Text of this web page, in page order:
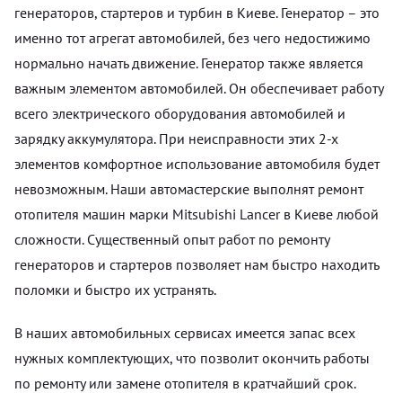
генераторов, стартеров и турбин в Киеве. Генератор – это
именно тот агрегат автомобилей, без чего недостижимо
нормально начать движение. Генератор также является
важным элементом автомобилей. Он обеспечивает работу
всего электрического оборудования автомобилей и
зарядку аккумулятора. При неисправности этих 2-х
элементов комфортное использование автомобиля будет
невозможным. Наши автомастерские выполнят ремонт
отопителя машин марки Mitsubishi Lancer в Киеве любой
сложности. Существенный опыт работ по ремонту
генераторов и стартеров позволяет нам быстро находить
поломки и быстро их устранять.
В наших автомобильных сервисах имеется запас всех
нужных комплектующих, что позволит окончить работы
по ремонту или замене отопителя в кратчайший срок.